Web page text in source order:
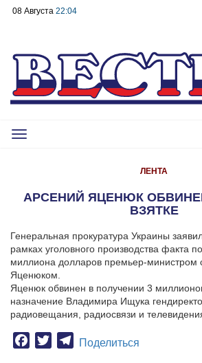
08 Августа 22:04
Toggle
ЛЕНТА
АРСЕНИЙ ЯЦЕНЮК
ВЗЯТКЕ
Генеральная прокуратура Украины
рамках уголовного производства факта
миллиона долларов премьер-министром
Яценюком.
Яценюк обвинен в получении 3
назначение Владимира Ищука
радиовещания, радиосвязи и
Facebook
TwitterTelegram
Поделиться